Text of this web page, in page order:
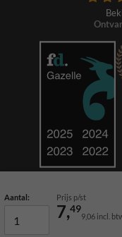
Aantal: Prijs p/st
7,49
9,06 incl.
© 2026